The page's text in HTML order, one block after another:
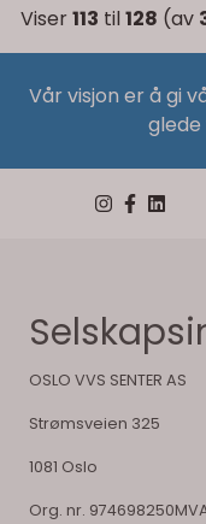
Viser113 til 128 (av
Vår visjon er å gi
OSLO VVS SENTER AS
Strømsveien 325
1081 Oslo
Org. nr.